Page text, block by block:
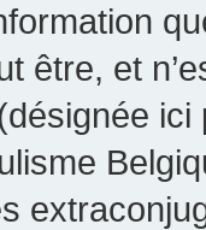
être, et